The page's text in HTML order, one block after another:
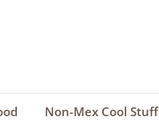
Non-Mex Cool Stuff